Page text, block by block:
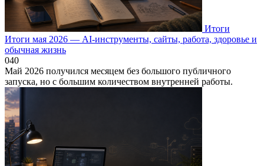
Итоги
Итоги мая 2026 — AI-инструменты, сайты, работа, здоровье и
обычная жизнь
040
Май 2026 получился месяцем без большого публичного
запуска, но с большим количеством внутренней работы.